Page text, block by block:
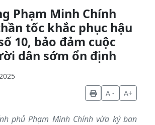
Phạm Minh Chính
tốc khắc phục hậu
10, bảo đảm cuộc
dân sớm ổn định
A -
A+
phủ Phạm Minh Chính vừa ký ban